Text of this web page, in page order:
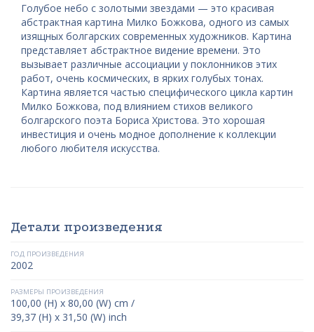
Голубое небо с золотыми звездами — это красивая
абстрактная картина Милко Божкова, одного из самых
изящных болгарских современных художников. Картина
представляет абстрактное видение времени. Это
вызывает различные ассоциации у поклонников этих
работ, очень космических, в ярких голубых тонах.
Картина является частью специфического цикла картин
Милко Божкова, под влиянием стихов великого
болгарского поэта Бориса Христова. Это хорошая
инвестиция и очень модное дополнение к коллекции
любого любителя искусства.
Детали произведения
ГОД ПРОИЗВЕДЕНИЯ
2002
РАЗМЕРЫ ПРОИЗВЕДЕНИЯ
100,00 (H) x 80,00 (W) cm /
39,37 (H) x 31,50 (W) inch